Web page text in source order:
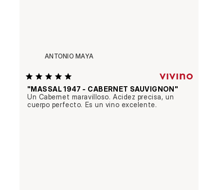
ANTONIO MAYA
"MASSAL 1947 - CABERNET SAUVIGNON"
Un Cabernet maravilloso. Acidez precisa, un
cuerpo perfecto. Es un vino excelente.